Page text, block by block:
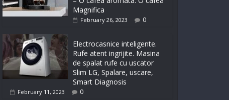
Magnifica
February 26, 2023 0
Electrocasnice inteligente.
Rufe atent ingrijite. Masina
de spalat rufe cu uscator
Slim LG, Spalare, uscare,
Smart Diagnosis
February 11, 2023 0